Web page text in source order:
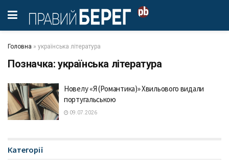
Головна » українська література
Позначка: українська література
Новелу «Я (Романтика)» Хвильового видали
португальською
09.07.2026
Категорії